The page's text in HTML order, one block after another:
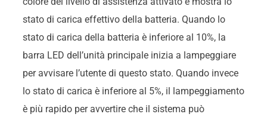
stato di carica effettivo della batteria. Quando lo
stato di carica della batteria è inferiore al 10%, la
barra LED dell’unità principale inizia a lampeggiare
per avvisare l’utente di questo stato. Quando invece
lo stato di carica è inferiore al 5%, il lampeggiamento
è più rapido per avvertire che il sistema può